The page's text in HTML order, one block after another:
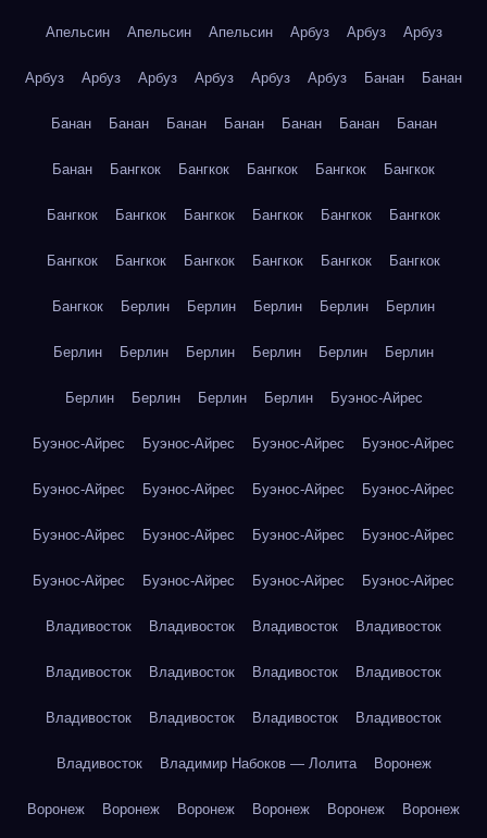
Апельсин Апельсин Апельсин Арбуз Арбуз Арбуз
Арбуз Арбуз Арбуз Арбуз Арбуз Арбуз Банан Банан
Банан Банан Банан Банан Банан Банан Банан
Банан Бангкок Бангкок Бангкок Бангкок Бангкок
Бангкок Бангкок Бангкок Бангкок Бангкок Бангкок
Бангкок Бангкок Бангкок Бангкок Бангкок Бангкок
Бангкок Берлин Берлин Берлин Берлин Берлин
Берлин Берлин Берлин Берлин Берлин Берлин
Берлин Берлин Берлин Берлин Буэнос-Айрес
Буэнос-Айрес Буэнос-Айрес Буэнос-Айрес Буэнос-Айрес
Буэнос-Айрес Буэнос-Айрес Буэнос-Айрес Буэнос-Айрес
Буэнос-Айрес Буэнос-Айрес Буэнос-Айрес Буэнос-Айрес
Буэнос-Айрес Буэнос-Айрес Буэнос-Айрес Буэнос-Айрес
Владивосток Владивосток Владивосток Владивосток
Владивосток Владивосток Владивосток Владивосток
Владивосток Владивосток Владивосток Владивосток
Владивосток Владимир Набоков — Лолита Воронеж
Воронеж Воронеж Воронеж Воронеж Воронеж Воронеж